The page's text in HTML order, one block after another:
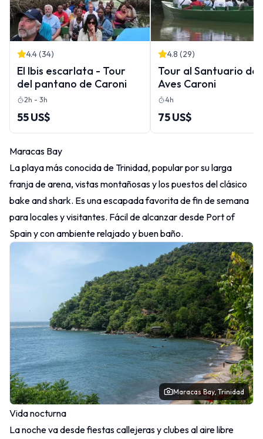
4.4(34)
El Ibis escarlata - Tour
del pantano de Caroni
2h - 3h
55 US$
4.8 (29)
Tour al Santuario de
Aves Caroni
4h
75 US$
Maracas Bay
La playa más conocida de Trinidad, popular por su larga
franja de arena, vistas montañosas y los puestos del clásico
bake and shark. Es una escapada favorita de fin de semana
para locales y visitantes. Fácil de alcanzar desde Port of
Spain y con ambiente relajado y buen baño.
Maracas Bay, Trinidad
Vida nocturna
La noche va desde fiestas callejeras y clubes al aire libre